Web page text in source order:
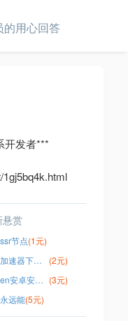
的用心回答
开发者***
悬赏
节点(1元)
黑洞加速器下载hd2one安卓
(2元)
sgreen安卓安装包 (3元)
远能(5元)